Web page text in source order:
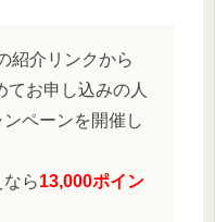
紹介リンクから
お申し込みの人
ペーンを開催し
ら13,000ポイン